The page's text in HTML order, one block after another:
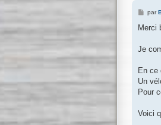
M
s
g
par
Merci
Je
En ce
Un
Pour
Voici